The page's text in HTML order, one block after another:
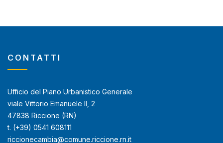
CONTATTI
Ufficio del Piano Urbanistico Generale
viale Vittorio Emanuele II, 2
47838 Riccione (RN)
t. (+39) 0541 608111
riccionecambia@comune.riccione.rn.it